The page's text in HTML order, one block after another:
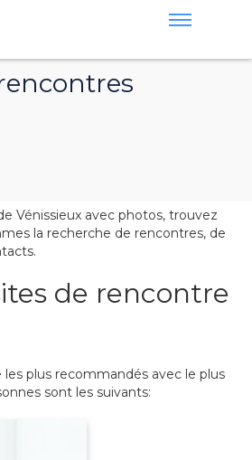
Vénissieux avec photos, trouvez
la recherche de rencontres, de
de rencontre
plus recommandés avec le plus
sont les suivants: